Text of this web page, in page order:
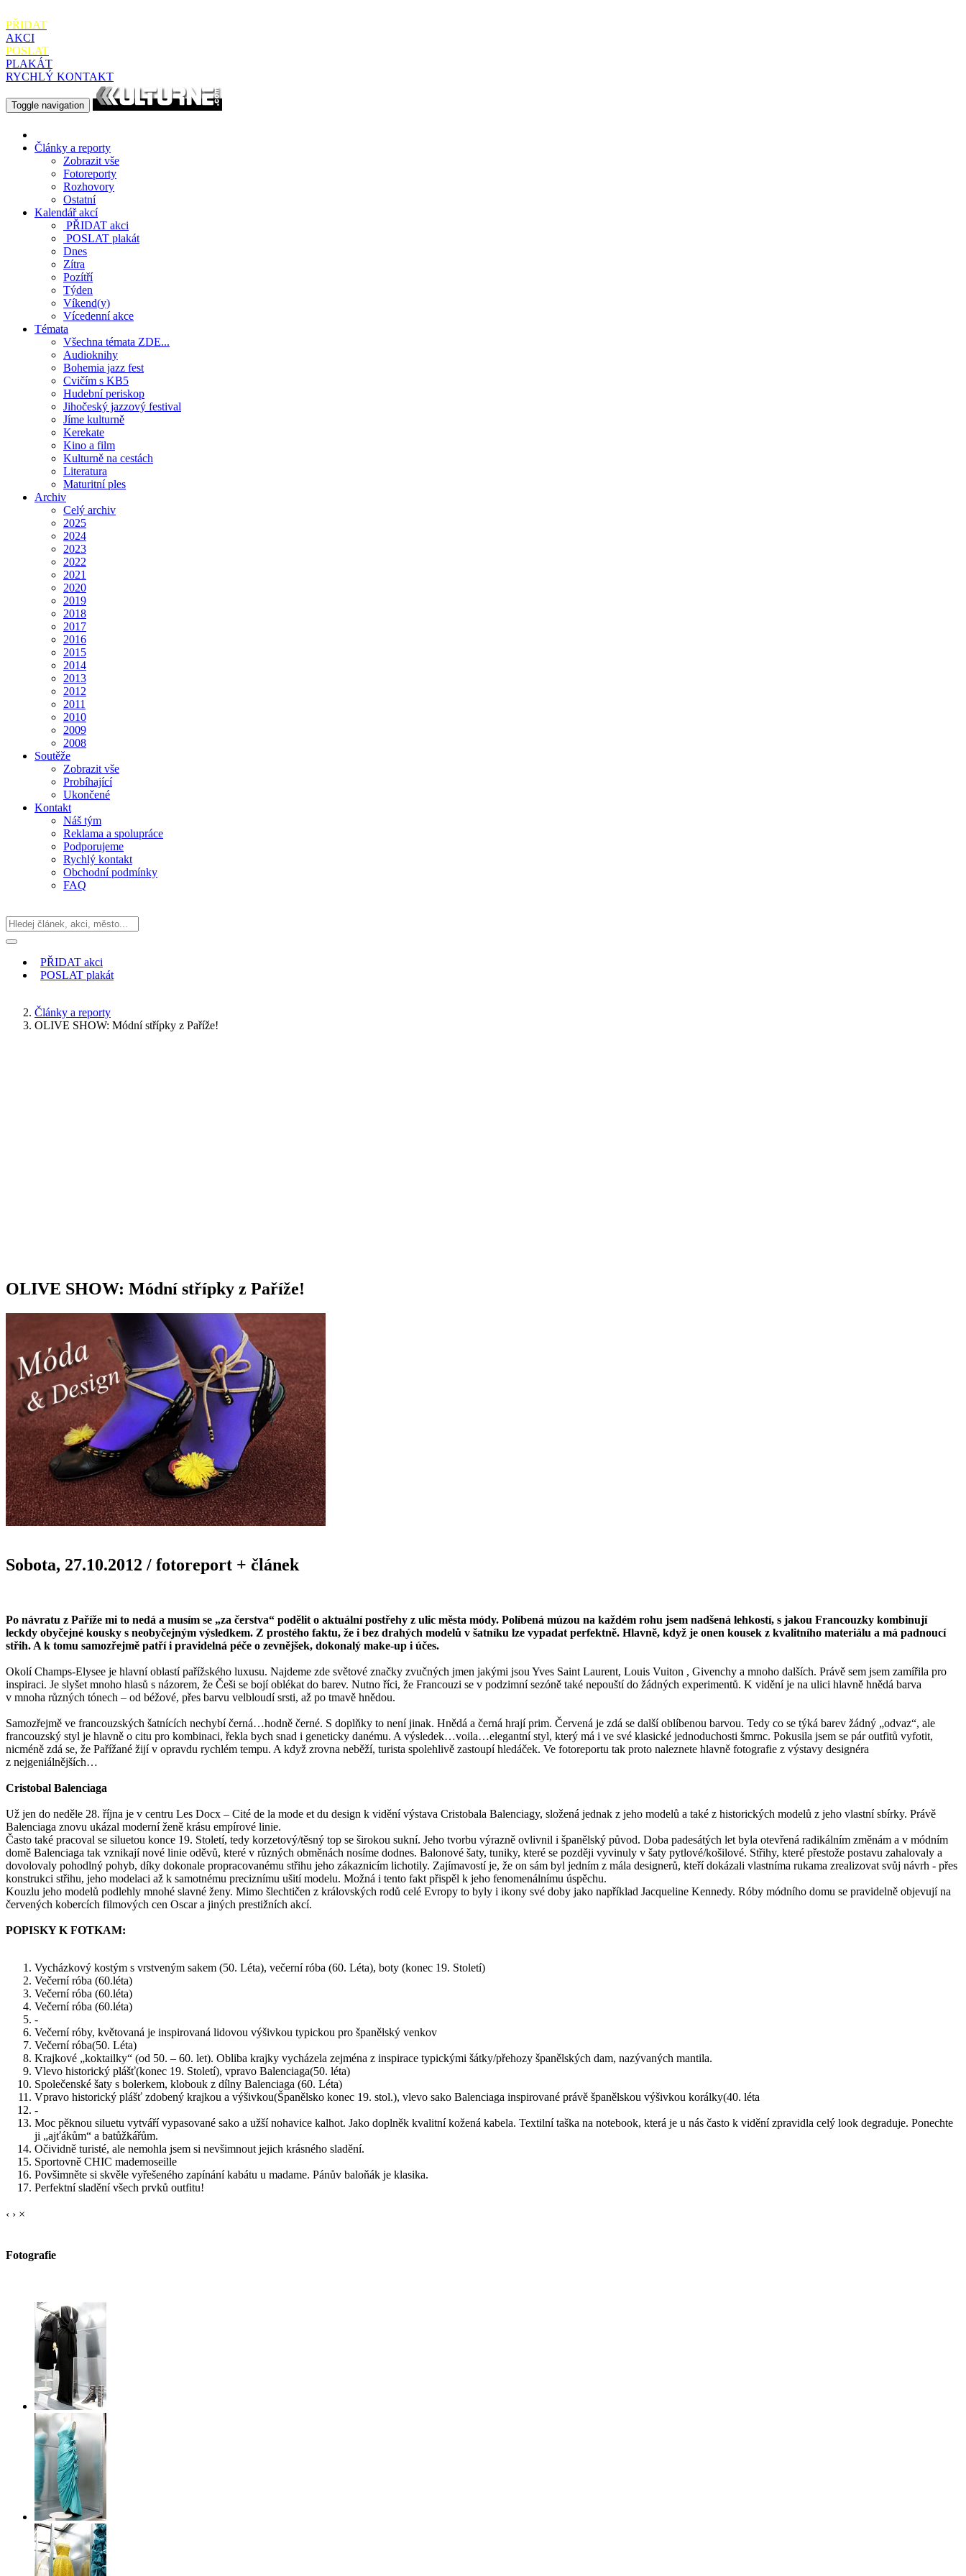
PŘIDAT
AKCI
POSLAT
PLAKÁT
RYCHLÝ KONTAKT
Toggle navigation
Články a reporty
Zobrazit vše
Fotoreporty
Rozhovory
Ostatní
Kalendář akcí
PŘIDAT akci
POSLAT plakát
Dnes
Zítra
Pozítří
Týden
Víkend(y)
Vícedenní akce
Témata
Všechna témata ZDE...
Audioknihy
Bohemia jazz fest
Cvičím s KB5
Hudební periskop
Jihočeský jazzový festival
Jíme kulturně
Kerekate
Kino a film
Kulturně na cestách
Literatura
Maturitní ples
Archiv
Celý archiv
2025
2024
2023
2022
2021
2020
2019
2018
2017
2016
2015
2014
2013
2012
2011
2010
2009
2008
Soutěže
Zobrazit vše
Probíhající
Ukončené
Kontakt
Náš tým
Reklama a spolupráce
Podporujeme
Rychlý kontakt
Obchodní podmínky
FAQ
PŘIDAT akci
POSLAT plakát
Články a reporty
OLIVE SHOW: Módní střípky z Paříže!
OLIVE SHOW: Módní střípky z Paříže!
Sobota, 27.10.2012 / fotoreport + článek
Po návratu z Paříže mi to nedá a musím se „za čerstva“ podělit o aktuální postřehy z ulic města módy. Políbená múzou na každém rohu jsem nadšená lehkostí, s jakou Francouzky kombinují
leckdy obyčejné kousky s neobyčejným výsledkem. Z prostého faktu, že i bez drahých modelů v šatníku lze vypadat perfektně. Hlavně, když je onen kousek z kvalitního materiálu a má padnoucí
střih. A k tomu samozřejmě patří i pravidelná péče o zevnějšek, dokonalý make-up i účes.
Okolí Champs-Elysee je hlavní oblastí pařížského luxusu. Najdeme zde světové značky zvučných jmen jakými jsou Yves Saint Laurent, Louis Vuiton , Givenchy a mnoho dalších. Právě sem jsem zamířila pro
inspiraci. Je slyšet mnoho hlasů s názorem, že Češi se bojí oblékat do barev. Nutno říci, že Francouzi se v podzimní sezóně také nepouští do žádných experimentů. K vidění je na ulici hlavně hnědá barva
v mnoha různých tónech – od béžové, přes barvu velbloudí srsti, až po tmavě hnědou.
Samozřejmě ve francouzských šatnících nechybí černá…hodně černé. S doplňky to není jinak. Hnědá a černá hrají prim. Červená je zdá se další oblíbenou barvou. Tedy co se týká barev žádný „odvaz“, ale
francouzský styl je hlavně o citu pro kombinaci, řekla bych snad i geneticky danému. A výsledek…voila…elegantní styl, který má i ve své klasické jednoduchosti šmrnc. Pokusila jsem se pár outfitů vyfotit,
nicméně zdá se, že Pařížané žijí v opravdu rychlém tempu. A když zrovna neběží, turista spolehlivě zastoupí hledáček. Ve fotoreportu tak proto naleznete hlavně fotografie z výstavy designéra
z nejgeniálnějších…
Cristobal Balenciaga
Už jen do neděle 28. října je v centru Les Docx – Cité de la mode et du design k vidění výstava Cristobala Balenciagy, složená jednak z jeho modelů a také z historických modelů z jeho vlastní sbírky. Právě
Balenciaga znovu ukázal moderní ženě krásu empírové linie.
Často také pracoval se siluetou konce 19. Století, tedy korzetový/těsný top se širokou sukní. Jeho tvorbu výrazně ovlivnil i španělský původ. Doba padesátých let byla otevřená radikálním změnám a v módním
domě Balenciaga tak vznikají nové linie oděvů, které v různých obměnách nosíme dodnes. Balonové šaty, tuniky, které se později vyvinuly v šaty pytlové/košilové. Střihy, které přestože postavu zahalovaly a
dovolovaly pohodlný pohyb, díky dokonale propracovanému střihu jeho zákaznicím lichotily. Zajímavostí je, že on sám byl jedním z mála designerů, kteří dokázali vlastníma rukama zrealizovat svůj návrh - přes
konstrukci střihu, jeho modelaci až k samotnému preciznímu ušití modelu. Možná i tento fakt přispěl k jeho fenomenálnímu úspěchu.
Kouzlu jeho modelů podlehly mnohé slavné ženy. Mimo šlechtičen z královských rodů celé Evropy to byly i ikony své doby jako například Jacqueline Kennedy. Róby módního domu se pravidelně objevují na
červených kobercích filmových cen Oscar a jiných prestižních akcí.
POPISKY K FOTKAM:
Vycházkový kostým s vrstveným sakem (50. Léta), večerní róba (60. Léta), boty (konec 19. Století)
Večerní róba (60.léta)
Večerní róba (60.léta)
Večerní róba (60.léta)
-
Večerní róby, květovaná je inspirovaná lidovou výšivkou typickou pro španělský venkov
Večerní róba(50. Léta)
Krajkové „koktailky“ (od 50. – 60. let). Obliba krajky vycházela zejména z inspirace typickými šátky/přehozy španělských dam, nazývaných mantila.
Vlevo historický plášť(konec 19. Století), vpravo Balenciaga(50. léta)
Společenské šaty s bolerkem, klobouk z dílny Balenciaga (60. Léta)
Vpravo historický plášť zdobený krajkou a výšivkou(Španělsko konec 19. stol.), vlevo sako Balenciaga inspirované právě španělskou výšivkou korálky(40. léta
-
Moc pěknou siluetu vytváří vypasované sako a užší nohavice kalhot. Jako doplněk kvalitní kožená kabela. Textilní taška na notebook, která je u nás často k vidění zpravidla celý look degraduje. Ponechte
ji „ajťákům“ a batůžkářům.
Očividně turisté, ale nemohla jsem si nevšimnout jejich krásného sladění.
Sportovně CHIC mademoseille
Povšimněte si skvěle vyřešeného zapínání kabátu u madame. Pánův baloňák je klasika.
Perfektní sladění všech prvků outfitu!
‹ › ×
Fotografie